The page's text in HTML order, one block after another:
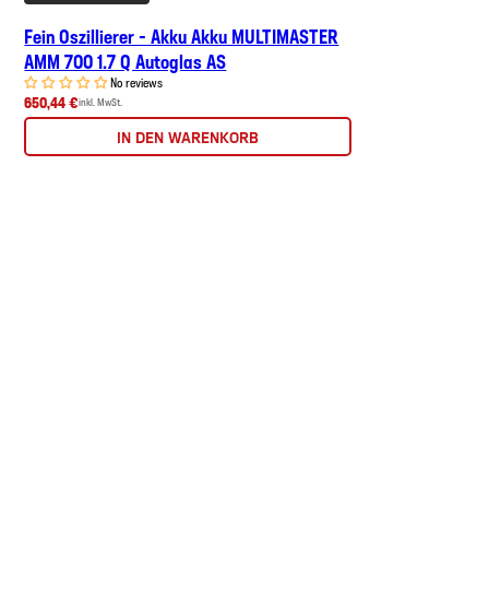
Fein Oszillierer - Akku Akku MULTIMASTER
AMM 700 1.7 Q Autoglas AS
No reviews
650,44 €inkl. MwSt.
IN DEN WARENKORB